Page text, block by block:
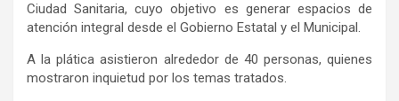
Ciudad Sanitaria, cuyo objetivo es generar espacios de
atención integral desde el Gobierno Estatal y el Municipal.
A la plática asistieron alrededor de 40 personas, quienes
mostraron inquietud por los temas tratados.